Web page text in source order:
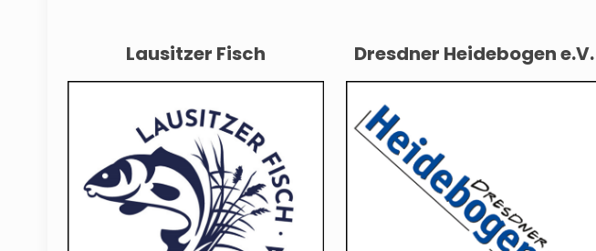
Lausitzer Fisch Dresdner Heidebogen e.V.